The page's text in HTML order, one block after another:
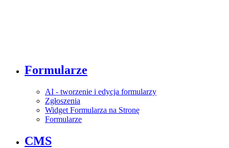
Formularze
AI - tworzenie i edycja formularzy
Zgłoszenia
Widget Formularza na Stronę
Formularze
CMS